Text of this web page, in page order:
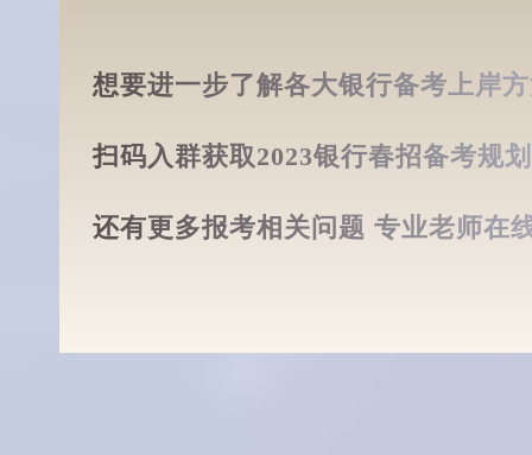
想要进一步了解各大银行备考上岸
扫码入群获取2023银行春招备考规
还有更多报考相关问题 专业老师在